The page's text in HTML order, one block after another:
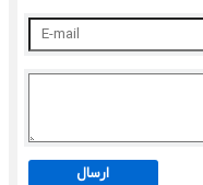
ارسال